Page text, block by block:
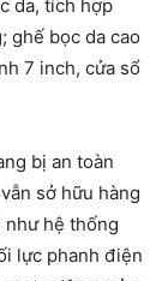
da, tích hợp
ghế bọc da cao
7 inch, cửa sổ
bị an toàn
sở hữu hàng
hệ thống
lực phanh điện